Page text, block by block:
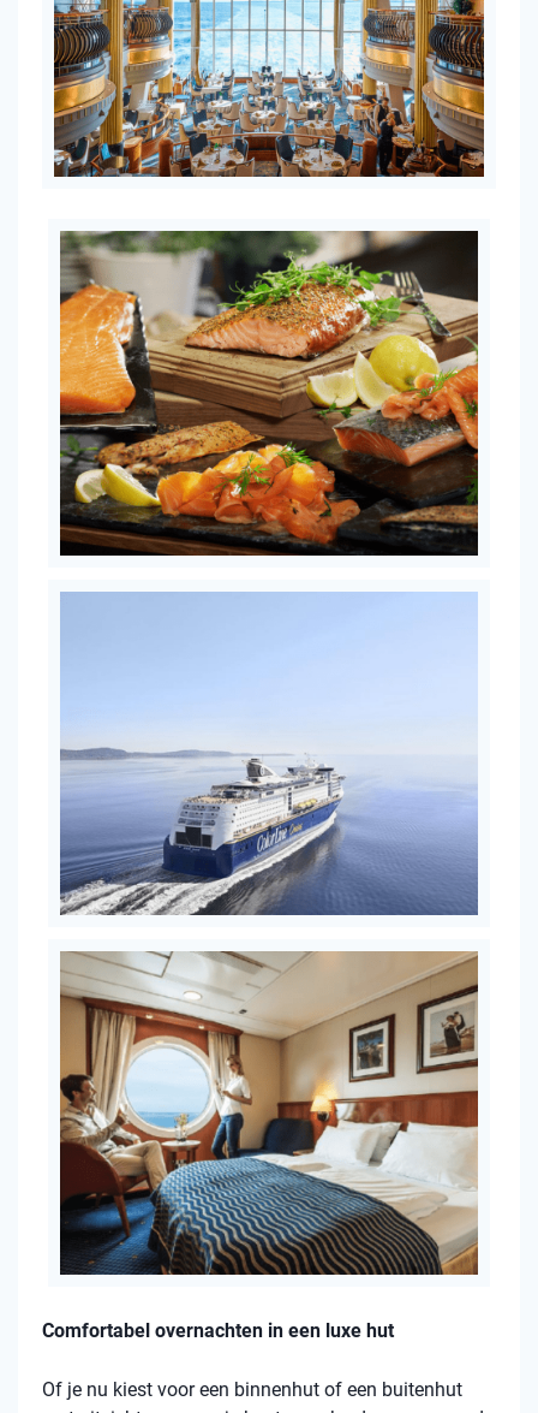
Comfortabel overnachten in een luxe hut
Of je nu kiest voor een binnenhut of een buitenhut